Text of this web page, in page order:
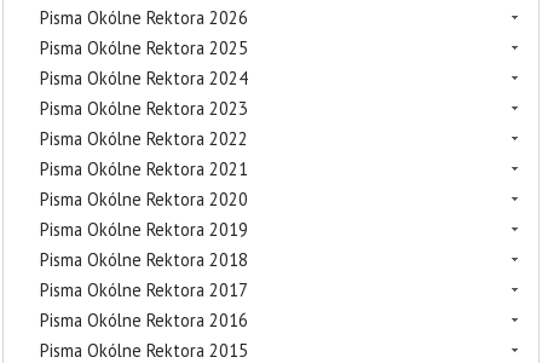
Pisma Okólne Rektora 2026
Pisma Okólne Rektora 2025
Pisma Okólne Rektora 2024
Pisma Okólne Rektora 2023
Pisma Okólne Rektora 2022
Pisma Okólne Rektora 2021
Pisma Okólne Rektora 2020
Pisma Okólne Rektora 2019
Pisma Okólne Rektora 2018
Pisma Okólne Rektora 2017
Pisma Okólne Rektora 2016
Pisma Okólne Rektora 2015